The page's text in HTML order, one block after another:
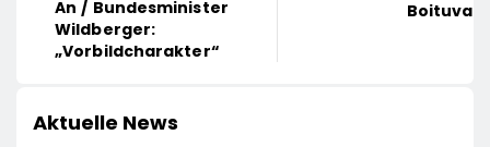
An / Bundesminister
Wildberger:
„Vorbildcharakter“
Boituva
Aktuelle News